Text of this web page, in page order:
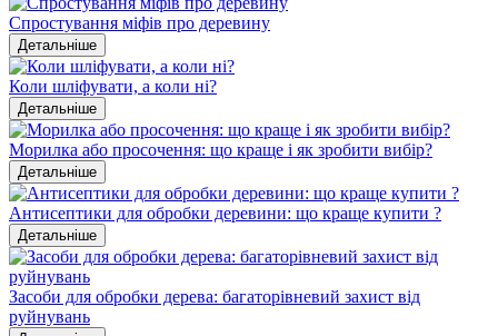
Спростування міфів про деревину
Детальніше
Коли шліфувати, а коли ні?
Детальніше
Морилка або просочення: що краще і як зробити вибір?
Детальніше
Антисептики для обробки деревини: що краще купити ?
Детальніше
Засоби для обробки дерева: багаторівневий захист від
руйнувань